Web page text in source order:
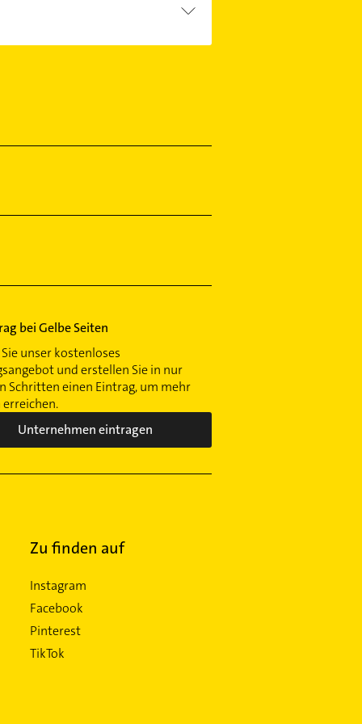
bei Gelbe Seiten
unser kostenloses
und erstellen Sie in nur
Schritten einen Eintrag, um mehr
erreichen.
Unternehmen eintragen
Zu finden auf
Instagram
Facebook
Pinterest
TikTok